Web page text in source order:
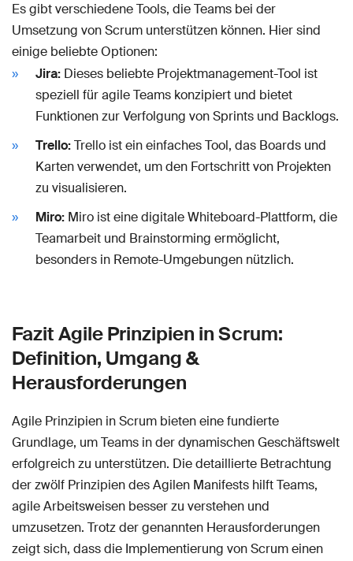
Es gibt verschiedene Tools, die Teams bei der
Umsetzung von Scrum unterstützen können. Hier sind
einige beliebte Optionen:
Jira: Dieses beliebte Projektmanagement-Tool ist
speziell für agile Teams konzipiert und bietet
Funktionen zur Verfolgung von Sprints und Backlogs.
Trello:Trello ist ein einfaches Tool, das Boards und
Karten verwendet, um den Fortschritt von Projekten
zu visualisieren.
Miro: Miro ist eine digitale Whiteboard-Plattform, die
Teamarbeit und Brainstorming ermöglicht,
besonders in Remote-Umgebungen nützlich.
Fazit Agile Prinzipien in Scrum:
Definition, Umgang &
Herausforderungen
Agile Prinzipien in Scrum bieten eine fundierte
Grundlage, um Teams in der dynamischen Geschäftswelt
erfolgreich zu unterstützen. Die detaillierte Betrachtung
der zwölf Prinzipien des Agilen Manifests hilft Teams,
agile Arbeitsweisen besser zu verstehen und
umzusetzen. Trotz der genannten Herausforderungen
zeigt sich, dass die Implementierung von Scrum einen